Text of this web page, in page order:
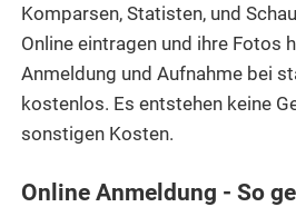
Komparsen, Statisten, und
Online eintragen und ihre Fotos
Anmeldung und Aufnahme bei
kostenlos. Es entstehen keine
sonstigen Kosten.
Online Anmeldung - So